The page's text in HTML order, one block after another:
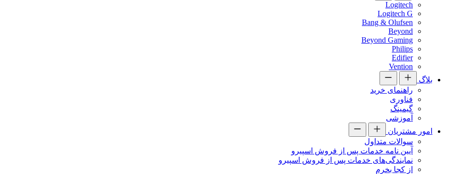
Logitech
Logitech G
Bang & Olufsen
Beyond
Beyond Gaming
Philips
Edifier
Vention
بلاگ
راهنمای خرید
فناوری
گیمینگ
آموزشی
امور مشتریان
سوالات متداول
آیین نامه خدمات پس از فروش اسپیرو
نمایندگی‌های خدمات پس از فروش اسپیرو
از کجا بخرم